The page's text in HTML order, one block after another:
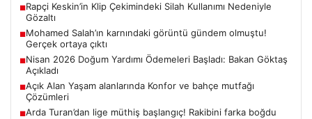
■Rapçi Keskin’in Klip Çekimindeki Silah Kullanımı Nedeniyle
Gözaltı
■Mohamed Salah’ın karnındaki görüntü gündem olmuştu!
Gerçek ortaya çıktı
■Nisan 2026 Doğum Yardımı Ödemeleri Başladı: Bakan Göktaş
Açıkladı
■Açık Alan Yaşam alanlarında Konfor ve bahçe mutfağı
Çözümleri
■Arda Turan’dan lige müthiş başlangıç! Rakibini farka boğdu